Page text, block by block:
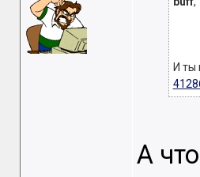
И ты
А